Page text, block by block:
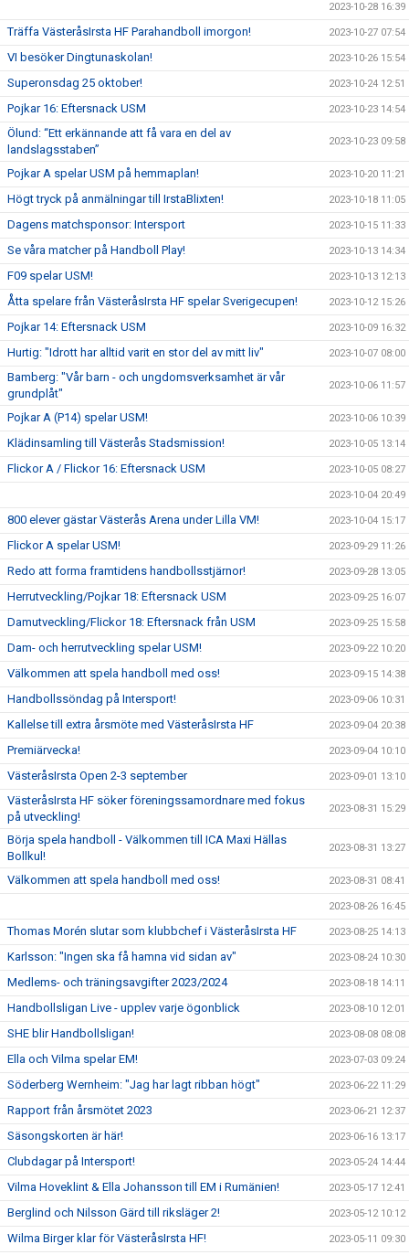
2023-10-28 16:39
Träffa VästeråsIrsta HF Parahandboll imorgon! 2023-10-27 07:54
VI besöker Dingtunaskolan! 2023-10-26 15:54
Superonsdag 25 oktober! 2023-10-24 12:51
Pojkar 16: Eftersnack USM 2023-10-23 14:54
Ölund: “Ett erkännande att få vara en del av
landslagsstaben”
2023-10-23 09:58
Pojkar A spelar USM på hemmaplan! 2023-10-20 11:21
Högt tryck på anmälningar till IrstaBlixten! 2023-10-18 11:05
Dagens matchsponsor: Intersport 2023-10-15 11:33
Se våra matcher på Handboll Play! 2023-10-13 14:34
F09 spelar USM! 2023-10-13 12:13
Åtta spelare från VästeråsIrsta HF spelar Sverigecupen! 2023-10-12 15:26
Pojkar 14: Eftersnack USM 2023-10-09 16:32
Hurtig: "Idrott har alltid varit en stor del av mitt liv" 2023-10-07 08:00
Bamberg: "Vår barn - och ungdomsverksamhet är vår
grundplåt"
2023-10-06 11:57
Pojkar A (P14) spelar USM! 2023-10-06 10:39
Klädinsamling till Västerås Stadsmission! 2023-10-05 13:14
Flickor A / Flickor 16: Eftersnack USM 2023-10-05 08:27
2023-10-04 20:49
800 elever gästar Västerås Arena under Lilla VM! 2023-10-04 15:17
Flickor A spelar USM! 2023-09-29 11:26
Redo att forma framtidens handbollsstjärnor! 2023-09-28 13:05
Herrutveckling/Pojkar 18: Eftersnack USM 2023-09-25 16:07
Damutveckling/Flickor 18: Eftersnack från USM 2023-09-25 15:58
Dam- och herrutveckling spelar USM! 2023-09-22 10:20
Välkommen att spela handboll med oss! 2023-09-15 14:38
Handbollssöndag på Intersport! 2023-09-06 10:31
Kallelse till extra årsmöte med VästeråsIrsta HF 2023-09-04 20:38
Premiärvecka! 2023-09-04 10:10
VästeråsIrsta Open 2-3 september 2023-09-01 13:10
VästeråsIrsta HF söker föreningssamordnare med fokus
på utveckling!
2023-08-31 15:29
Börja spela handboll - Välkommen till ICA Maxi Hällas
Bollkul!
2023-08-31 13:27
Välkommen att spela handboll med oss! 2023-08-31 08:41
2023-08-26 16:45
Thomas Morén slutar som klubbchef i VästeråsIrsta HF 2023-08-25 14:13
Karlsson: "Ingen ska få hamna vid sidan av" 2023-08-24 10:30
Medlems- och träningsavgifter 2023/2024 2023-08-18 14:11
Handbollsligan Live - upplev varje ögonblick 2023-08-10 12:01
SHE blir Handbollsligan! 2023-08-08 08:08
Ella och Vilma spelar EM! 2023-07-03 09:24
Söderberg Wernheim: "Jag har lagt ribban högt" 2023-06-22 11:29
Rapport från årsmötet 2023 2023-06-21 12:37
Säsongskorten är här! 2023-06-16 13:17
Clubdagar på Intersport! 2023-05-24 14:44
Vilma Hoveklint & Ella Johansson till EM i Rumänien! 2023-05-17 12:41
Berglind och Nilsson Gärd till riksläger 2! 2023-05-12 10:12
Wilma Birger klar för VästeråsIrsta HF! 2023-05-11 09:30